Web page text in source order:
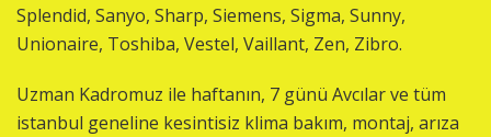
Splendid, Sanyo, Sharp, Siemens, Sigma, Sunny,
Unionaire, Toshiba, Vestel, Vaillant, Zen, Zibro.
Uzman Kadromuz ile haftanın, 7 günü Avcılar ve tüm
istanbul geneline kesintisiz klima bakım, montaj, arıza